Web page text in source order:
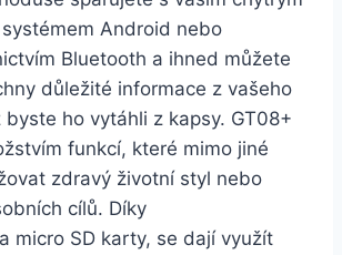
sportovní
řemínek
SK
verze
(MU6F2VR/A)
Android nebo
Bluetooth a ihned můžete
důležité informace z vašeho
ho vytáhli z kapsy. GT08+
funkcí, které mimo jiné
zdravý životní styl nebo
cílů. Díky
micro SD karty, se dají využít